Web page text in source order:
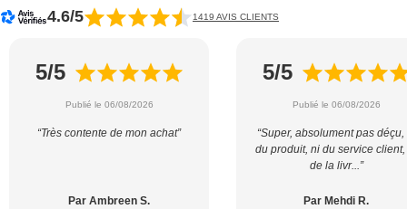
4.6/5 1419 AVIS CLIENTS
5/5
Publié le 06/08/2026
“Très contente de mon achat”
Par Ambreen S.
5/5
Publié le 06/08/2026
“Super, absolument pas déçu,
du produit, ni du service
de la livr...”
Par Mehdi R.